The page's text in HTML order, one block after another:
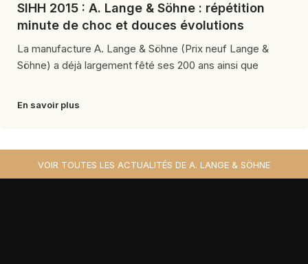
SIHH 2015 : A. Lange & Söhne : répétition
minute de choc et douces évolutions
La manufacture A. Lange & Söhne (Prix neuf Lange &
Söhne) a déjà largement fêté ses 200 ans ainsi que
En savoir plus
VOIR TOUTES LES ACTUALITÉS DE A. LANGE & SÖHNE